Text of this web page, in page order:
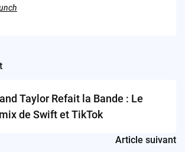
Taylor Refait la Bande : Le
de Swift et TikTok
Article suivant